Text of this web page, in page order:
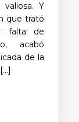
Y
que trató
falta de
acabó
de la